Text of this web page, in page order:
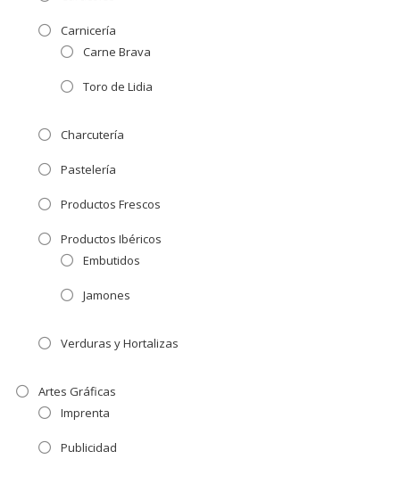
Carnicería
Carne Brava
Toro de Lidia
Charcutería
Pastelería
Productos Frescos
Productos Ibéricos
Embutidos
Jamones
Verduras y Hortalizas
Artes Gráficas
Imprenta
Publicidad